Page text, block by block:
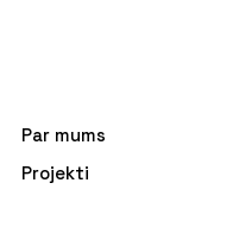
Par mums
Projekti